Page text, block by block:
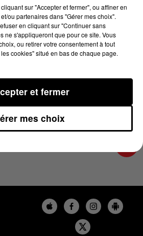
24 sec
TOULOUSE DU
Toulouse
sur "Accepter et fermer", ou affiner en
ou partenaires dans "Gérer mes choix".
en cliquant sur "Continuer sans
ne s'appliqueront que pour ce site. Vous
ou retirer votre consentement à tout
cookies" situé en bas de chaque page.
mes choix
et fermer